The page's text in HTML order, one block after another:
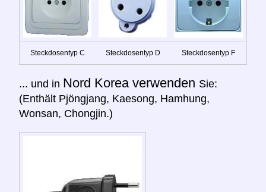
Steckdosentyp C Steckdosentyp D Steckdosentyp F
... und in Nord Korea verwenden Sie:
(Enthält Pjöngjang, Kaesong, Hamhung,
Wonsan, Chongjin.)